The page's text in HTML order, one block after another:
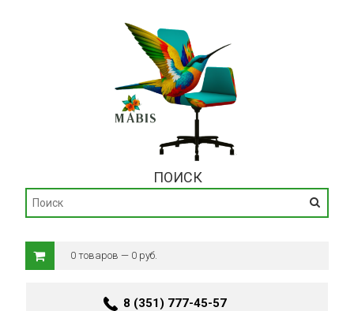
ПОИСК
0 товаров — 0 руб.
8 (351) 777-45-57